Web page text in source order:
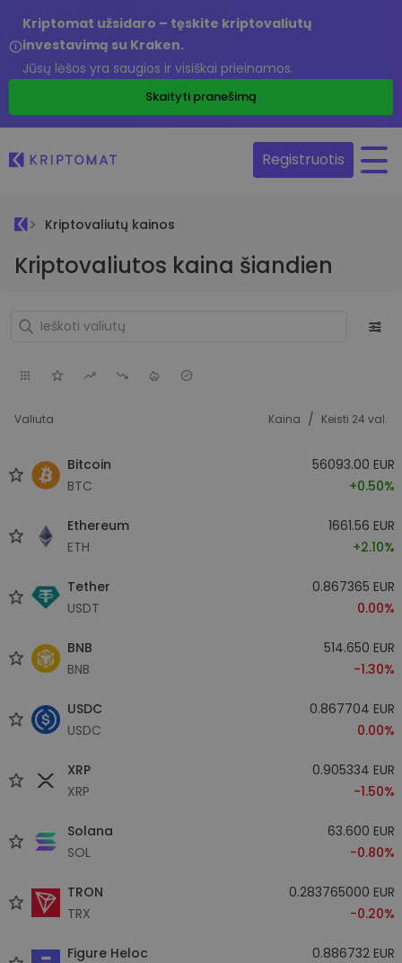
Kriptomat užsidaro – tęskite kriptovaliutų
investavimą su Kraken.
Jūsų lėšos yra saugios ir visiškai prieinamos.
Skaityti pranešimą
Registruotis
Kriptovaliutų kainos
Kriptovaliutos kaina šiandien
Valiuta Kaina / Keisti 24 val.
Bitcoin
BTC
56093.00 EUR
+0.50%
Ethereum
ETH
1661.56 EUR
+2.10%
Tether
USDT
0.867365 EUR
0.00%
BNB
BNB
514.650 EUR
-1.30%
USDC
USDC
0.867704 EUR
0.00%
XRP
XRP
0.905334 EUR
-1.50%
Solana
SOL
63.600 EUR
-0.80%
TRON
TRX
0.283765000 EUR
-0.20%
Figure Heloc
0.886732 EUR